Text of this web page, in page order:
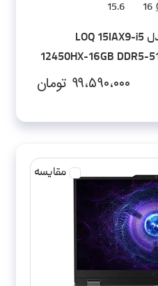
16
15.6
لپ تاپ 15.6 اینچی لنوو مدل LOQ 15IAX9-i5
12450HX-16GB DDR5-
۹۹،۵۹۰،۰۰۰ تومان
مقایسه